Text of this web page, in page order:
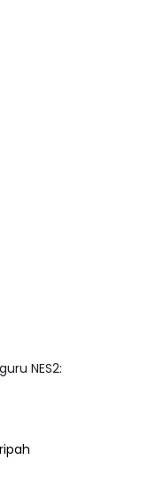
guru NES2: